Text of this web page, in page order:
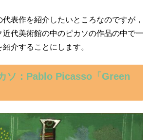
表作を紹介したいところなのですが，
近代美術館の中のピカソの作品の中で一
介することにします。
ソ：Pablo Picasso「Green